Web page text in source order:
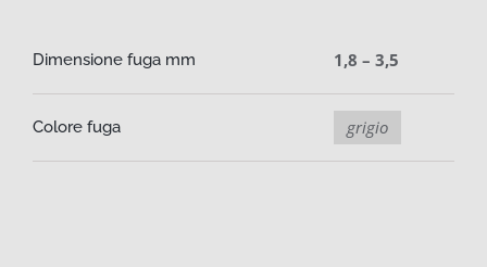
Dimensione fuga mm 1,8 – 3,5
Colore fuga grigio